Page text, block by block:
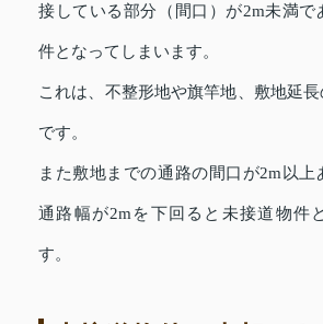
接している部分（間口）が2m未満で
件となってしまいます。
これは、不整形地や旗竿地、敷地延
です。
また敷地までの通路の間口が2m以
通路幅が2mを下回ると未接道物件
す。